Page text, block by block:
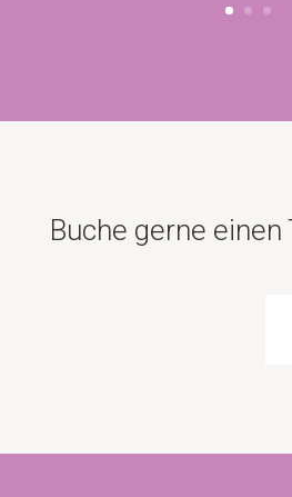
Buche gerne einen